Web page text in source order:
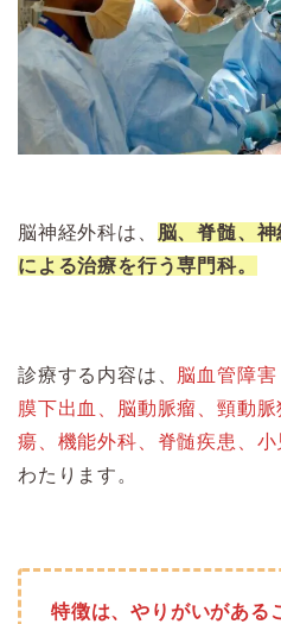
脳神経外科は、 脳、脊髄、
による治療を行う専門科。
診療する内容は、
脳血管障
膜下出血、脳動脈瘤、頸動
瘍、機能外科、脊髄疾患、
わたります。
特徴は、やりがいがある